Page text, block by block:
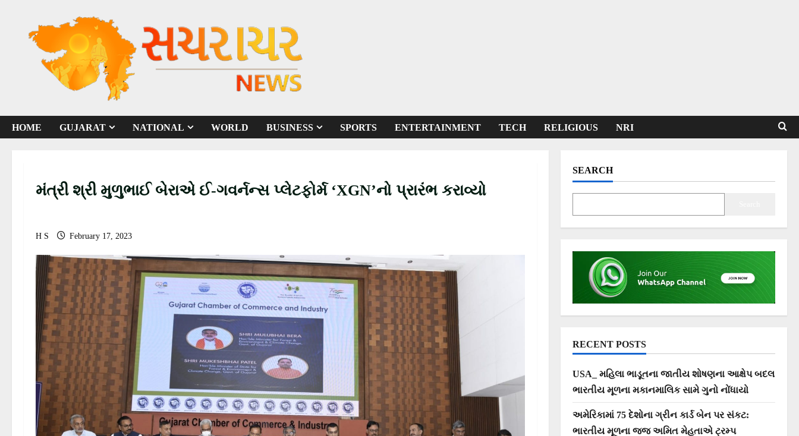
HOME GUJARAT NATIONAL WORLD BUSINESS SPORTS ENTERTAINMENT TECH RELIGIOUS NRI
મંત્રી શ્રી મુળુભાઈ બેરાએ ઈ-ગવર્નન્સ પ્લેટફોર્મ ‘XGN’નો પ્રારંભ કરાવ્યો
H S February 17, 2023
SEARCH
RECENT POSTS
USA_ મહિલા ભાડૂતના જાતીય શોષણના આક્ષેપ બદલ
ભારતીય મૂળના મકાનમાલિક સામે ગુનો નોંધાયો
અમેરિકામાં 75 દેશોના ગ્રીન કાર્ડ બેન પર સંકટ:
ભારતીય મૂળના જજ અમિત મેહતાએ ટ્રમ્પ